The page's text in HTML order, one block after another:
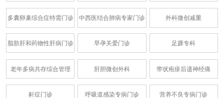
多囊卵巢综合症特需门诊 中西医结合肺病专家门诊 外科微创减重
脂肪肝和药物性肝病门诊 早孕关爱门诊 足踝专科
老年多病共存综合管理 肝胆微创外科 带状疱疹后遗神经痛
鼾症门诊 呼吸道感染专病门诊 营养不良专病门诊